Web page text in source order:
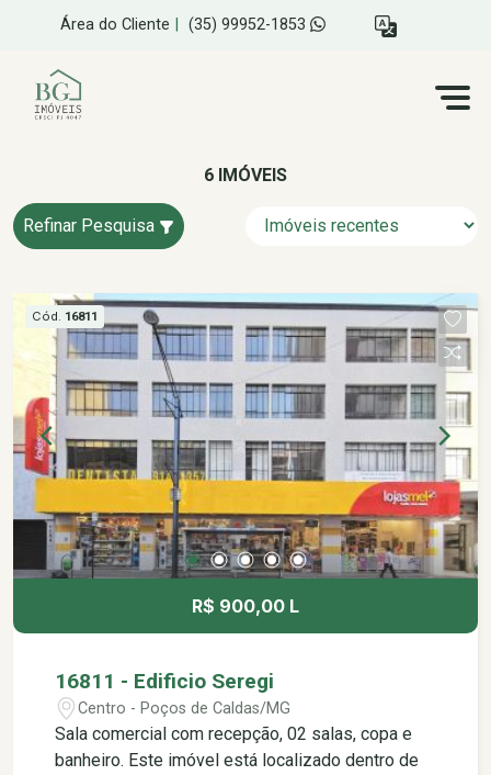
Área do Cliente (35) 99952-1853
6 IMÓVEIS
Refinar Pesquisa
Cód. 16811
R$ 900,00 L
16811 - Edificio Seregi
Centro - Poços de Caldas/MG
Sala comercial com recepção, 02 salas, copa e
banheiro. Este imóvel está localizado dentro de